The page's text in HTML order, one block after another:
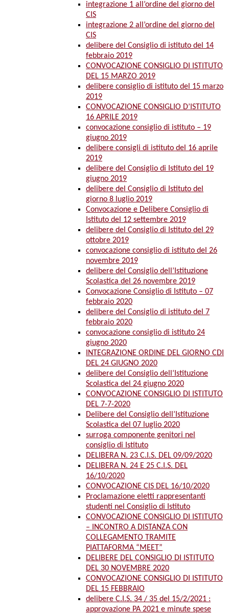
integrazione 1 all’ordine del giorno del
CIS
integrazione 2 all’ordine del giorno del
CIS
delibere del Consiglio di istituto del 14
febbraio 2019
CONVOCAZIONE CONSIGLIO DI ISTITUTO
DEL 15 MARZO 2019
delibere consiglio di istituto del 15 marzo
2019
CONVOCAZIONE CONSIGLIO D’ISTITUTO
16 APRILE 2019
convocazione consiglio di istituto – 19
giugno 2019
delibere consigli di istituto del 16 aprile
2019
delibere del Consiglio di Istituto del 19
giugno 2019
delibere del Consiglio di Istituto del
giorno 8 luglio 2019
Convocazione e Delibere Consiglio di
Istituto del 12 settembre 2019
delibere del Consiglio di Istituto del 29
ottobre 2019
convocazione consiglio di istituto del 26
novembre 2019
delibere del Consiglio dell’Istituzione
Scolastica del 26 novembre 2019
Convocazione Consiglio di Istituto – 07
febbraio 2020
delibere del Consiglio di istituto del 7
febbraio 2020
convocazione consiglio di istituto 24
giugno 2020
INTEGRAZIONE ORDINE DEL GIORNO CDI
DEL 24 GIUGNO 2020
delibere del Consiglio dell’Istituzione
Scolastica del 24 giugno 2020
CONVOCAZIONE CONSIGLIO DI ISTITUTO
DEL 7-7-2020
Delibere del Consiglio dell’Istituzione
Scolastica del 07 luglio 2020
surroga componente genitori nel
consiglio di Istituto
DELIBERA N. 23 C.I.S. DEL 09/09/2020
DELIBERA N. 24 E 25 C.I.S. DEL
16/10/2020
CONVOCAZIONE CIS DEL 16/10/2020
Proclamazione eletti rappresentanti
studenti nel Consiglio di Istituto
CONVOCAZIONE CONSIGLIO DI ISTITUTO
– INCONTRO A DISTANZA CON
COLLEGAMENTO TRAMITE
PIATTAFORMA “MEET”
DELIBERE DEL CONSIGLIO DI ISTITUTO
DEL 30 NOVEMBRE 2020
CONVOCAZIONE CONSIGLIO DI ISTITUTO
DEL 15 FEBBRAIO
delibere C.I.S. 34 / 35 del 15/2/2021 :
approvazione PA 2021 e minute spese